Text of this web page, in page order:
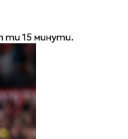
ти 15 минути.